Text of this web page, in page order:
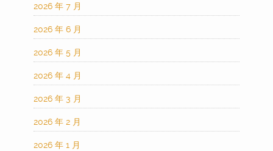
2026 年 7 月
2026 年 6 月
2026 年 5 月
2026 年 4 月
2026 年 3 月
2026 年 2 月
2026 年 1 月